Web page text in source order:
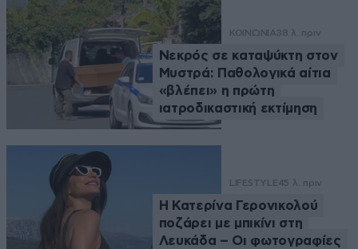
ΚΟΙΝΩΝΙΑ38 λ. πριν
Νεκρός σε καταψύκτη στον
Μυστρά: Παθολογικά αίτια
«βλέπει» η πρώτη
ιατροδικαστική εκτίμηση
LIFESTYLE45 λ. πριν
Η Κατερίνα Γερονικολού
ποζάρει με μπικίνι στη
Λευκάδα – Οι φωτογραφίες